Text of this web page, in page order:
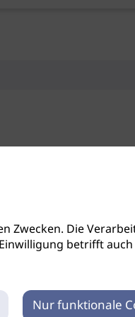
Zwecken. Die
Einwilligung betrifft
Nur funktionale